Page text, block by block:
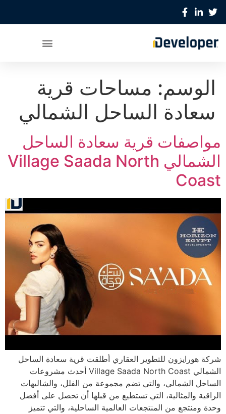
الوسم: مساحات قرية
سعادة الساحل الشمالي
مواصفات قرية سعادة الساحل
الشمالي Village Saada North
Coast
شركة هورايزون للتطوير العقاري أطلقت قرية سعادة الساحل
الشمالي Village Saada North Coast أحدث مشروعات
الساحل الشمالي، والتي تضم مجموعة من الفلل، والشاليهات
الراقية والمثالية، التي تستطيع من قبلها أن تحصل على أفضل
وحدة ومنتجع من المنتجعات العالمية الساحلية، والتي تتميز